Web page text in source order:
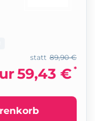
89,90 €
statt
59,43 € *